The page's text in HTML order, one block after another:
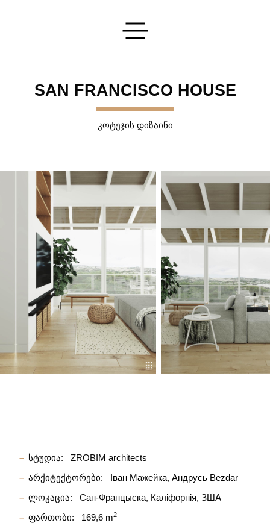
სტუდია:
ZROBIM architects
არქიტექტორები:
Iван Мажейка Андрусь Bezdar
ლოკაცია:
Сан-Францыска, Каліфорнія, ЗША
ფართობი:
169,6 m2
SAN FRANCISCO HOUSE
ᲙᲝᲢᲔᲯᲘᲡ ᲓᲘᲖᲐᲘᲜᲘ